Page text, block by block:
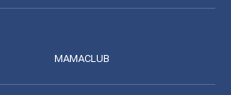
MAMACLUB